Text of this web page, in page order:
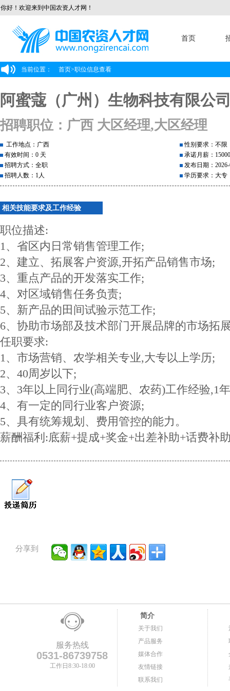
你好！欢迎来到中国农资人才网！
首页
当前位置： 首页>职位信息查看
阿蜜蔻（广州）生物科技有限公
招聘职位：广西 大区经理,大区经理
工作地点：广西
有效时间：0 天
招聘方式：全职
招聘人数：1人
性别要求：不限
承诺月薪：15000
发布日期：
学历要求：大专
相关技能要求及工作经验
职位描述:
1、省区内日常销售管理工作;
2、建立、拓展客户资源,开拓产品销售市场;
3、重点产品的开发落实工作;
4、对区域销售任务负责;
5、新产品的田间试验示范工作;
6、协助市场部及技术部门开展品牌的市场拓
任职要求:
1、市场营销、农学相关专业,大专以上学历;
2、40周岁以下;
3、3年以上同行业(高端肥、农药)工作经验,1
4、有一定的同行业客户资源;
5、具有统筹规划、费用管控的能力。
薪酬福利:底薪+提成+奖金+出差补助+话费补
分享到
服务热线
0531-86739758
工作日8:30-18:00
简介
关于我们
产品服务
媒体合作
友情链接
联系我们